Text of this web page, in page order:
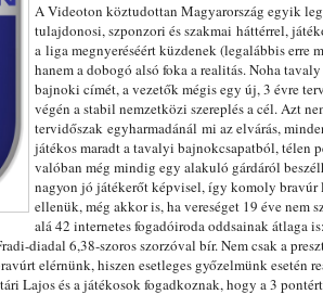
A Videoton köztudottan Magyarország egyik
tulajdonosi, szponzori és szakmai háttérrel,
a liga megnyeréséért küzdenek (legalábbis erre
hanem a dobogó alsó foka a realitás. Noha
bajnoki címét, a vezetők mégis egy új, 3 évre
végén a stabil nemzetközi szereplés a cél. Azt
tervidőszak egyharmadánál mi az elvárás,
játékos maradt a tavalyi bajnokcsapatból, télen
valóban még mindig egy alakuló gárdáról
nagyon jó játékerőt képvisel, így komoly bravúr
ellenük, még akkor is, ha vereséget 19 éve nem
alá 42 internetes fogadóiroda oddsainak átlaga
diadal 6,38-szoros szorzóval bír. Nem csak a
elérnünk, hiszen esetleges győzelmünk esetén
Lajos és a játékosok fogadkoznak, hogy a 3